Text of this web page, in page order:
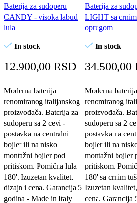
Baterija za sudoperu
CANDY - visoka labud
lula
In stock
12.900,00 RSD
Moderna baterija
renomiranog italijanskog
proizvođača. Baterija za
sudoperu sa 2 cevi -
postavka na centralni
bojler ili na nisko
montažni bojler pod
pritiskom. Pomična lula
180'. Izuzetan kvalitet,
dizajn i cena. Garancija 5
godina - Made in Italy
Baterija za
LIGHT sa crnim
oprugom
In stock
34.500,00
Moderna baterija
renomiranog
proizvođača.
sudoperu sa 2
postavka na
bojler ili na
montažni bojler
pritiskom.
180' sa crnim
Izuzetan
cena. Garancija